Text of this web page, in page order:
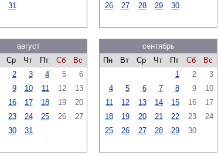
31
26
27 28 29 30
август
Ср Чт Пт Сб
Вс
2 3 4 5
6
9 10 11 12
13
16 17 18 19
20
23 24 25 26
27
30 31
сентябрь
Пн
Вт Ср Чт Пт Сб
Вс
1
2
3
4
5 6 7 8 9
10
11
12 13 14 15 16
17
18
19 20 21 22 23
24
25
26 27 28 29 30